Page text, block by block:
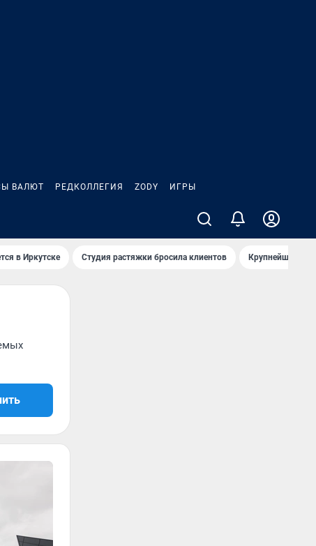
ВАЛЮТ РЕДКОЛЛЕГИЯ ZODY ИГРЫ
в Иркутске Студия растяжки бросила клиентов Крупнейшие